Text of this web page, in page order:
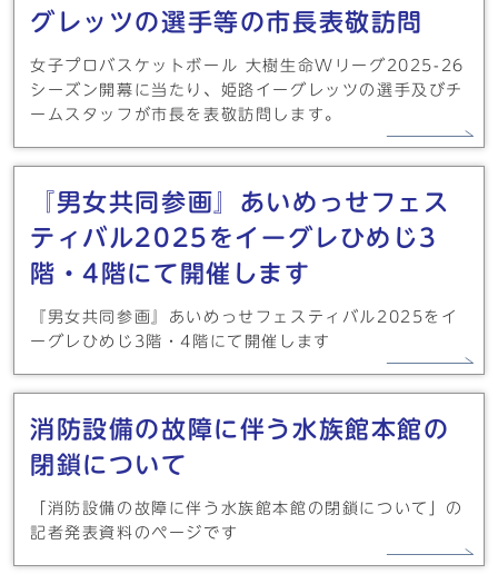
グレッツの選手等の市長表敬訪問
女子プロバスケットボール 大樹生命Wリーグ2025-26
シーズン開幕に当たり、姫路イーグレッツの選手及びチ
ームスタッフが市長を表敬訪問します。
『男女共同参画』あいめっせフェス
ティバル2025をイーグレひめじ3
階・4階にて開催します
『男女共同参画』あいめっせフェスティバル2025をイ
ーグレひめじ3階・4階にて開催します
消防設備の故障に伴う水族館本館の
閉鎖について
「消防設備の故障に伴う水族館本館の閉鎖について」の
記者発表資料のページです